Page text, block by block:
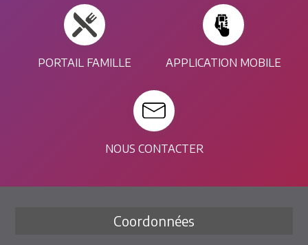
PORTAIL FAMILLE APPLICATION MOBILE
NOUS CONTACTER
Coordonnées